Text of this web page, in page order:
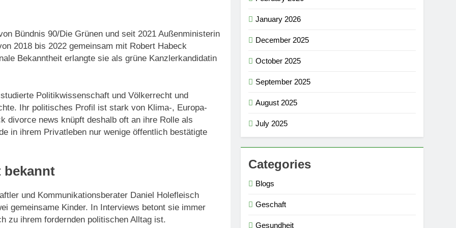
Bündnis 90/Die Grünen und seit 2021 Außenministerin
2018 bis 2022 gemeinsam mit Robert Habeck
Bekanntheit erlangte sie als grüne Kanzlerkandidatin
Politikwissenschaft und Völkerrecht und
Ihr politisches Profil ist stark von Klima-, Europa-
divorce news knüpft deshalb oft an ihre Rolle als
in ihrem Privatleben nur wenige öffentlich bestätigte
bekannt
und Kommunikationsberater Daniel Holefleisch
gemeinsame Kinder. In Interviews betont sie immer
zu ihrem fordernden politischen Alltag ist.
January 2026
December 2025
October 2025
September 2025
August 2025
July 2025
Categories
Blogs
Geschaft
Gesundheit